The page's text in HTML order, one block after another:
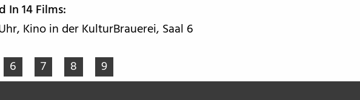
In 14 Films:
Kino in der KulturBrauerei, Saal 6
6 7 8 9